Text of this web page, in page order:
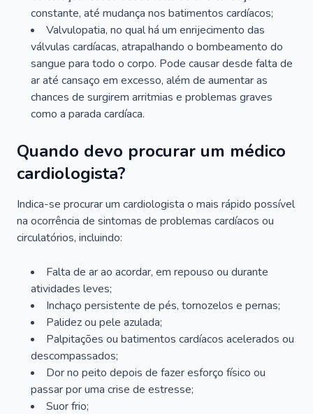
constante, até mudança nos batimentos cardíacos;
Valvulopatia, no qual há um enrijecimento das
válvulas cardíacas, atrapalhando o bombeamento do
sangue para todo o corpo. Pode causar desde falta de
ar até cansaço em excesso, além de aumentar as
chances de surgirem arritmias e problemas graves
como a parada cardíaca.
Quando devo procurar um médico
cardiologista?
Indica-se procurar um cardiologista o mais rápido possível
na ocorrência de sintomas de problemas cardíacos ou
circulatórios, incluindo:
Falta de ar ao acordar, em repouso ou durante
atividades leves;
Inchaço persistente de pés, tornozelos e pernas;
Palidez ou pele azulada;
Palpitações ou batimentos cardíacos acelerados ou
descompassados;
Dor no peito depois de fazer esforço físico ou
passar por uma crise de estresse;
Suor frio;